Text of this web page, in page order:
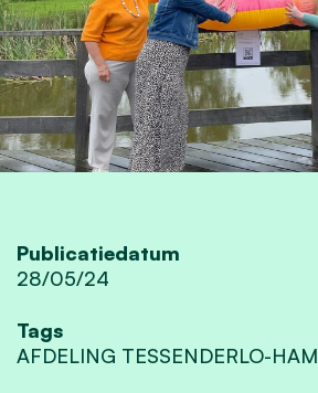
Publicatiedatum
28/05/24
Tags
AFDELING TESSENDERLO-HAM